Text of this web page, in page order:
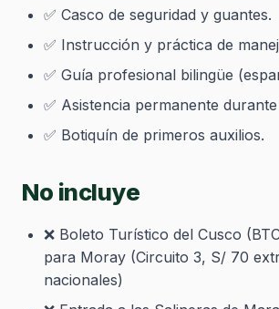
✅ Casco de seguridad y guantes.
✅ Instrucción y práctica de
✅ Guía profesional bilingüe
✅ Asistencia permanente
✅ Botiquín de primeros auxilios.
No incluye
❌ Boleto Turístico del Cusco
para Moray (Circuito 3, S/ 70
nacionales)